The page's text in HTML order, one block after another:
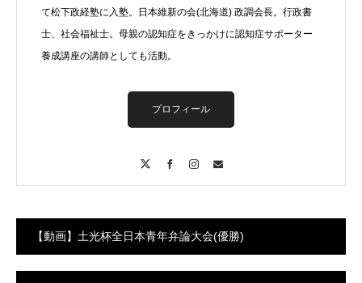
て松下政経塾に入塾。日本維新の会(北海道) 政調会長。行政書
士、社会福祉士。母親の認知症をきっかけに認知症サポーター
養成講座の講師としても活動。
プロフィール
【動画】土光杯全日本青年弁論大会(優勝)